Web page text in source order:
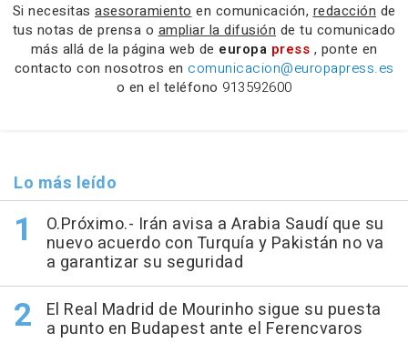
Si necesitas asesoramiento en comunicación, redacción de
tus notas de prensa o ampliar la difusión de tu comunicado
más allá de la página web de europa press , ponte en
contacto con nosotros en comunicacion@europapress.es
o en el teléfono 913592600
Lo más leído
O.Próximo.- Irán avisa a Arabia Saudí que su
nuevo acuerdo con Turquía y Pakistán no va
a garantizar su seguridad
El Real Madrid de Mourinho sigue su puesta
a punto en Budapest ante el Ferencvaros